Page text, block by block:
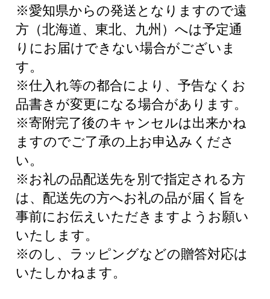
※愛知県からの発送となりますので遠
方（北海道、東北、九州）へは予定通
りにお届けできない場合がございま
す。
※仕入れ等の都合により、予告なくお
品書きが変更になる場合があります。
※寄附完了後のキャンセルは出来かね
ますのでご了承の上お申込みくださ
い。
※お礼の品配送先を別で指定される方
は、配送先の方へお礼の品が届く旨を
事前にお伝えいただきますようお願い
いたします。
※のし、ラッピングなどの贈答対応は
いたしかねます。